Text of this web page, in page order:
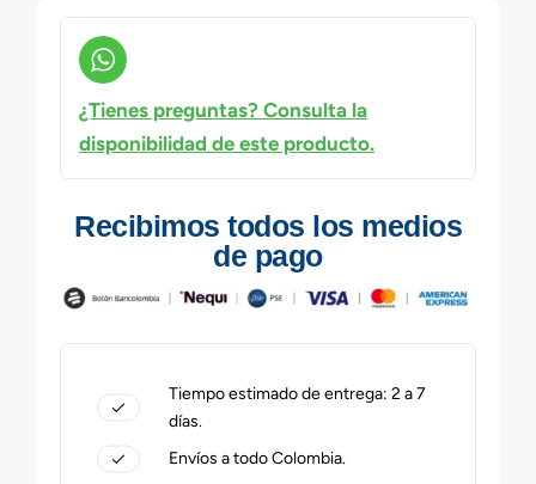
¿Tienes preguntas? Consulta la
disponibilidad de este producto.
Recibimos todos los medios
de pago
Tiempo estimado de entrega: 2 a 7
días.
Envíos a todo Colombia.